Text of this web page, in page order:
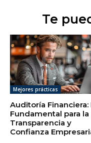
Te
Mejores prácticas
Auditoría Financiera:
Fundamental para la
Transparencia y
Confianza